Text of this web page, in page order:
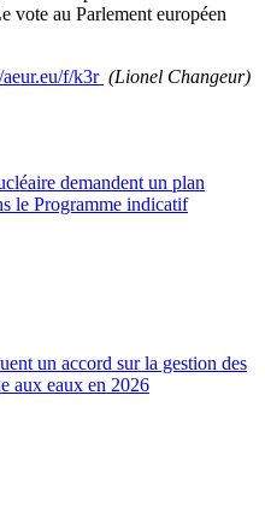
vote au Parlement européen
aeur.eu/f/k3r (Lionel Changeur)
demandent un plan
le Programme indicatif
un accord sur la gestion des
aux eaux en 2026